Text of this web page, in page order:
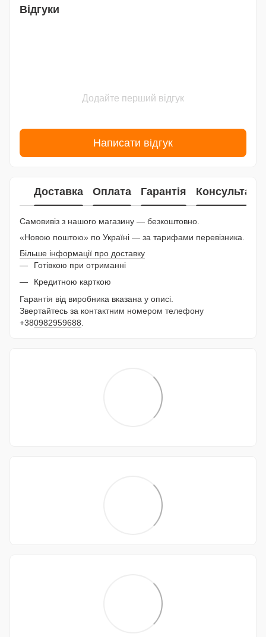
Відгуки
Додайте перший відгук
Написати відгук
Доставка Оплата Гарантія Консультація
Самовивіз з нашого магазину — безкоштовно.
«Новою поштою» по Україні — за тарифами перевізника.
Більше інформації про доставку
Готівкою при отриманні
Кредитною карткою
Гарантія від виробника вказана у описі.
Звертайтесь за контактним номером телефону
+380982959688